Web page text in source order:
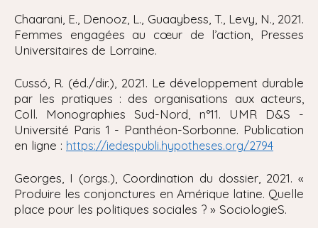
Chaarani, E., Denooz, L., Guaaybess, T., Levy, N., 2021.
Femmes engagées au cœur de l’action, Presses
Universitaires de Lorraine.
Cussó, R. (éd./dir.), 2021. Le développement durable
par les pratiques : des organisations aux acteurs,
Coll. Monographies Sud-Nord, n°11. UMR D&S -
Université Paris 1 - Panthéon-Sorbonne. Publication
en ligne : https://iedespubli.hypotheses.org/2794
Georges, I (orgs.), Coordination du dossier, 2021. «
Produire les conjonctures en Amérique latine. Quelle
place pour les politiques sociales ? » SociologieS.